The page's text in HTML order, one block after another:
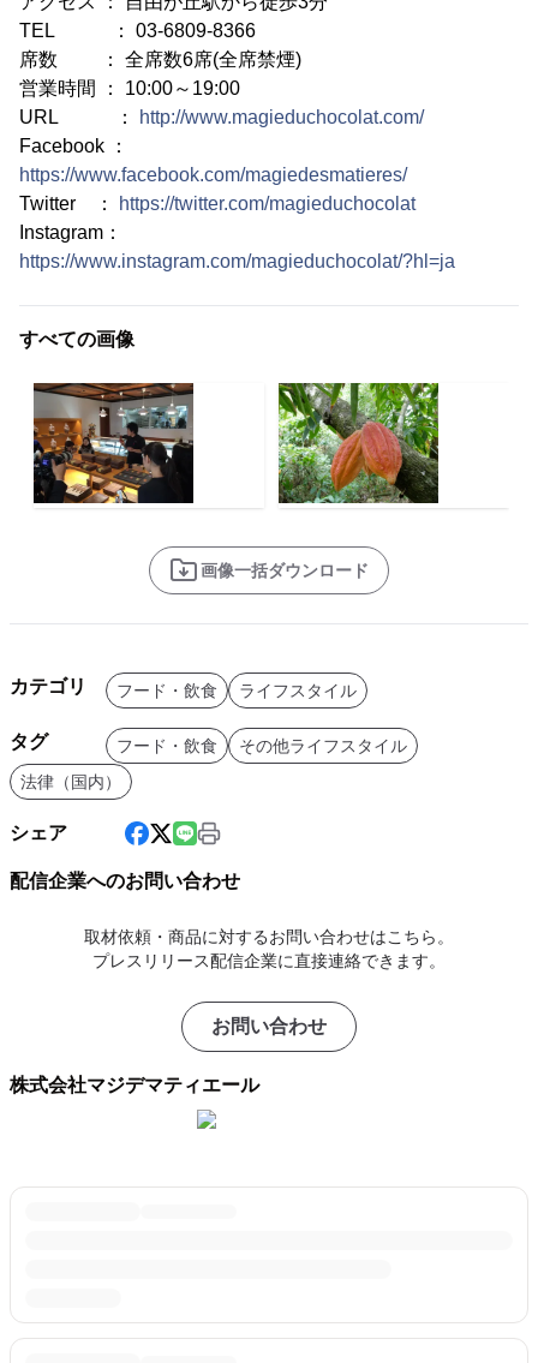
TEL ： 03-6809-8366
席数 ： 全席数6席(全席禁煙)
営業時間 ： 10:00～19:00
URL ：
http://www.magieduchocolat.com/
Facebook ：
https://www.facebook.com/magiedesmatieres/
Twitter ：
https://twitter.com/magieduchocolat
Instagram：
https://www.instagram.com/magieduchocolat/?hl=ja
すべての画像
画像一括ダウンロード
カテゴリ フード・飲食 ライフスタイル
タグ フード・飲食
その他ライフスタイル
法律（国内）
シェア
配信企業へのお問い合わせ
取材依頼・商品に対するお問い合わせはこちら。
プレスリリース配信企業に直接連絡できます。
お問い合わせ
株式会社マジデマティエール